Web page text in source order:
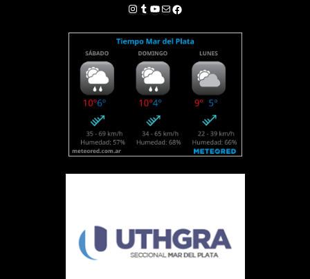
Instagram
Tumblr
YouTube
Correo electrónico
Facebook